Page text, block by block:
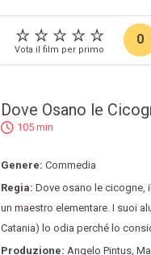
Vota il film per primo
0
Dove Osano le
105 min
Genere: Commedia
Regia: Dove osano le cicogne,
un maestro elementare. I suoi
Catania) lo odia perché lo
Produzione: Angelo Pintus,